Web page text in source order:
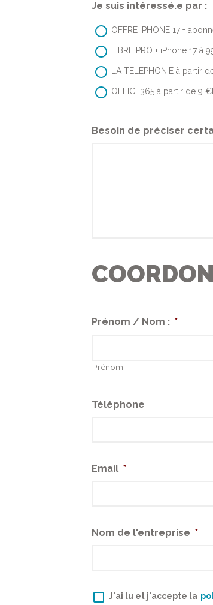
Je suis intéressé.e par :
OFFRE IPHONE 17 +
FIBRE PRO + iPhone 17 à
LA TELEPHONIE à
OFFICE365 à partir de 9
Besoin de préciser
Prénom / Nom : *
Prénom
Téléphone
Email *
Nom de l'entreprise *
RGPD *
J'ai lu et j'accepte la